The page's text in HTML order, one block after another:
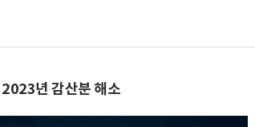
년 감산분 해소